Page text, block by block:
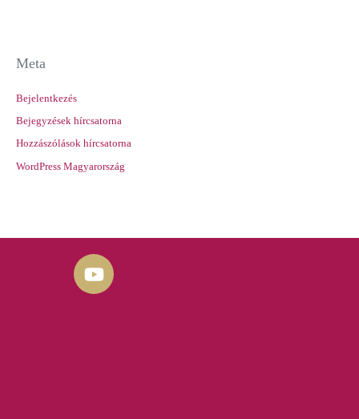
Meta
Bejelentkezés
Bejegyzések hírcsatorna
Hozzászólások hírcsatorna
WordPress Magyarország
Y
o